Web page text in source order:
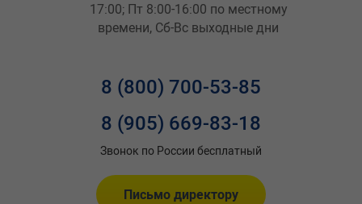
17:00; Пт 8:00-16:00 по местному
времени, Сб-Вс выходные дни
8 (800) 700-53-85
8 (905) 669-83-18
Звонок по России бесплатный
Письмо директору